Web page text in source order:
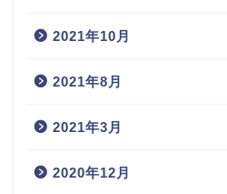
2021年10月
2021年8月
2021年3月
2020年12月